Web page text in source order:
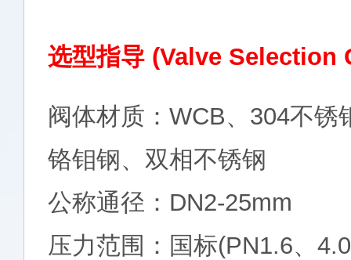
选型指导 (Valve Selection
阀体材质：WCB、304不锈
铬钼钢、双相不锈钢
公称通径：DN2-25mm
压力范围：国标(PN1.6、